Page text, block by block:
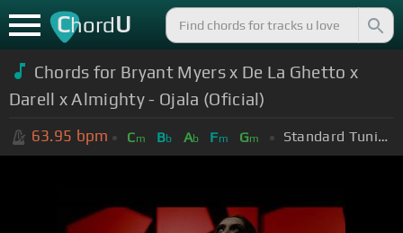
ChordU
Chords for Bryant Myers x De La Ghetto x
Darell x Almighty - Ojala (Oficial)
63.95 bpm Cm Bb Ab Fm Gm Standard Tuning (EADGBE)